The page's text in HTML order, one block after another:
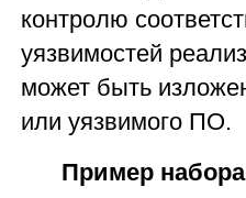
контролю
уязвимостей
может быть
или уязвимого ПО.
Пример